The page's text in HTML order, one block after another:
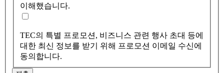
이해했습니다.
TEC의 특별 프로모션, 비즈니스 관련 행사 초대 등에
대한 최신 정보를 받기 위해 프로모션 이메일 수신에
동의합니다.